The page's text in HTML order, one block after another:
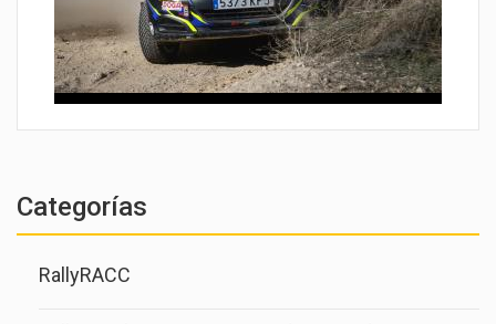
Categorías
RallyRACC